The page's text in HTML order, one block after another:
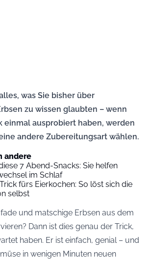
was Sie bisher über
zu wissen glaubten – wenn
einmal ausprobiert haben, werden
andere Zubereitungsart wählen.
andere
7 Abend-Snacks: Sie helfen
im Schlaf
fürs Eierkochen: So löst sich die
selbst
und matschige Erbsen aus dem
Dann ist dies genau der Trick,
haben. Er ist einfach, genial – und
in wenigen Minuten neuen